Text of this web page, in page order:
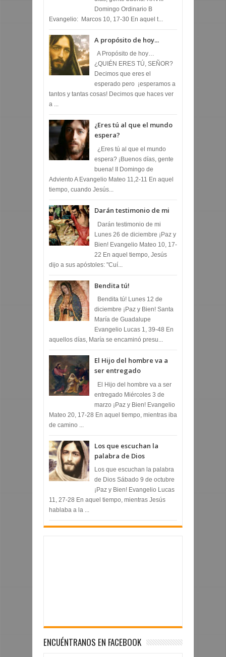
Domingo Ordinario B
Evangelio: Marcos 10, 17-30 En aquel t...
A propósito de hoy...
A Propósito de hoy…
¿QUIÉN ERES TÚ, SEÑOR?
Decimos que eres el
esperado pero ¡esperamos a
tantos y tantas cosas! Decimos que haces ver
a ...
¿Eres tú al que el mundo
espera?
¿Eres tú al que el mundo
espera? ¡Buenos días, gente
buena! II Domingo de
Adviento A Evangelio Mateo 11,2-11 En aquel
tiempo, cuando Jesús...
Darán testimonio de mi
Darán testimonio de mi
Lunes 26 de diciembre ¡Paz y
Bien! Evangelio Mateo 10, 17-
22 En aquel tiempo, Jesús
dijo a sus apóstoles: "Cuí...
Bendita tú!
Bendita tú! Lunes 12 de
diciembre ¡Paz y Bien! Santa
María de Guadalupe
Evangelio Lucas 1, 39-48 En
aquellos días, María se encaminó presu...
El Hijo del hombre va a
ser entregado
El Hijo del hombre va a ser
entregado Miércoles 3 de
marzo ¡Paz y Bien! Evangelio
Mateo 20, 17-28 En aquel tiempo, mientras iba
de camino ...
Los que escuchan la
palabra de Dios
Los que escuchan la palabra
de Dios Sábado 9 de octubre
¡Paz y Bien! Evangelio Lucas
11, 27-28 En aquel tiempo, mientras Jesús
hablaba a la ...
ENCUÉNTRANOS EN FACEBOOK